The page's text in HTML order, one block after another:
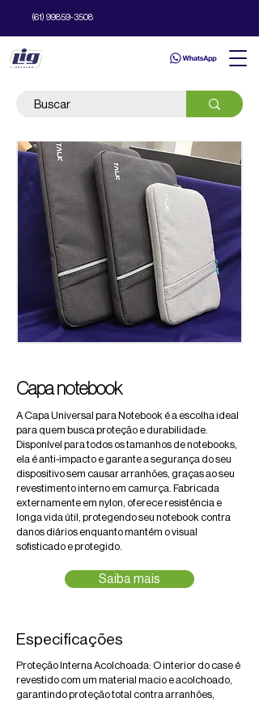
(61) 99859-3508
Capa notebook
A Capa Universal para Notebook é a escolha ideal
para quem busca proteção e durabilidade.
Disponível para todos os tamanhos de notebooks,
ela é anti-impacto e garante a segurança do seu
dispositivo sem causar arranhões, graças ao seu
revestimento interno em camurça. Fabricada
externamente em nylon, oferece resistência e
longa vida útil, protegendo seu notebook contra
danos diários enquanto mantém o visual
sofisticado e protegido.
Saiba mais
Especificações
Proteção Interna Acolchoada: O interior do case é
revestido com um material macio e acolchoado,
garantindo proteção total contra arranhões,